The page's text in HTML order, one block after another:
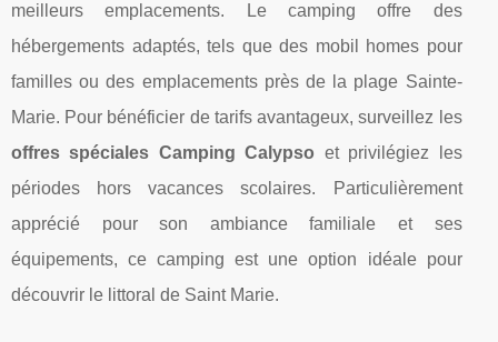
meilleurs emplacements. Le camping offre des
hébergements adaptés, tels que des mobil homes pour
familles ou des emplacements près de la plage Sainte-
Marie. Pour bénéficier de tarifs avantageux, surveillez les
offres spéciales Camping Calypso et privilégiez les
périodes hors vacances scolaires. Particulièrement
apprécié pour son ambiance familiale et ses
équipements, ce camping est une option idéale pour
découvrir le littoral de Saint Marie.